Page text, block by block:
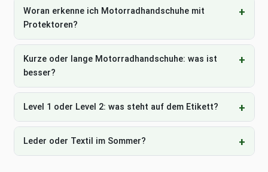
Woran erkenne ich Motorradhandschuhe mit
Protektoren?
Kurze oder lange Motorradhandschuhe: was ist
besser?
Level 1 oder Level 2: was steht auf dem Etikett?
Leder oder Textil im Sommer?